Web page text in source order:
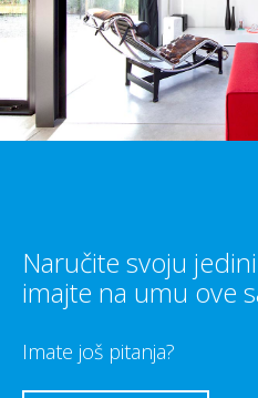
Naručite svoju
imajte na umu ove
Imate još pitanja?